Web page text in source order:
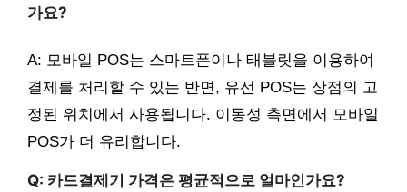
가요?
A: 모바일 POS는 스마트폰이나 태블릿을 이용하여
결제를 처리할 수 있는 반면, 유선 POS는 상점의 고
정된 위치에서 사용됩니다. 이동성 측면에서 모바일
POS가 더 유리합니다.
Q: 카드결제기 가격은 평균적으로 얼마인가요?